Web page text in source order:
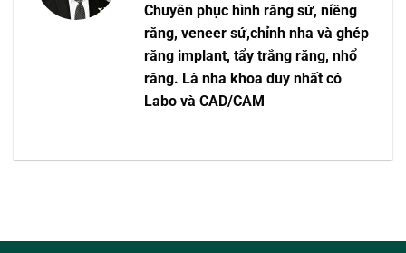
Chuyên phục hình răng sứ, niềng
răng, veneer sứ,chỉnh nha và ghép
răng implant, tẩy trắng răng, nhổ
răng. Là nha khoa duy nhất có
Labo và CAD/CAM